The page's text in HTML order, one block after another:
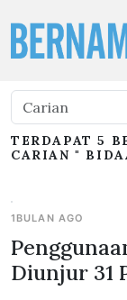
TERDAPAT 5
CARIAN "
1BULAN AGO
Diunjur 31